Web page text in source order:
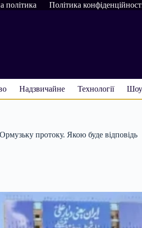
політика Політика
Надзвичайне Технології
протоку. Якою буде відповідь